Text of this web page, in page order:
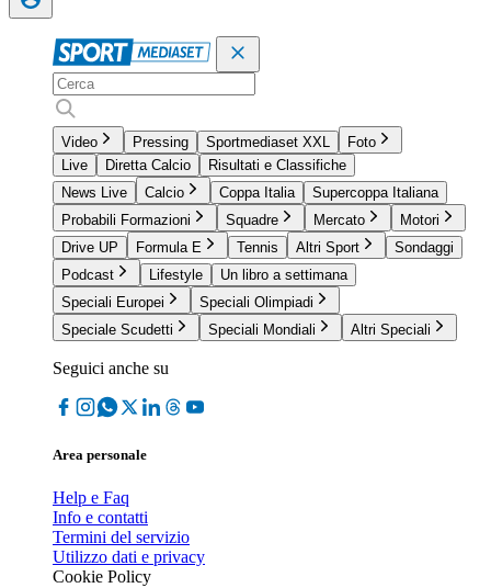
Video Pressing Sportmediaset XXL
Foto
Live
Diretta Calcio
Risultati e Classifiche
News Live
Calcio Coppa Italia
Supercoppa Italiana
Probabili Formazioni
Squadre Mercato
Motori
Drive UP
Formula E Tennis Altri Sport
Sondaggi
Podcast
Lifestyle
Un libro a settimana
Speciali Europei
Speciali Olimpiadi
Speciale Scudetti
Speciali Mondiali Altri Speciali
Seguici anche su
Area personale
Help e Faq
Info e contatti
Termini del servizio
Utilizzo dati e privacy
Cookie Policy